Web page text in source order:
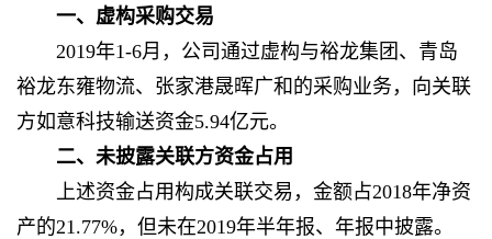
一、虚构采购交易
2019年1-6月，公司通过虚构与裕龙集团、青岛
裕龙东雍物流、张家港晟晖广和的采购业务，向关联
方如意科技输送资金5.94亿元。
二、未披露关联方资金占用
上述资金占用构成关联交易，金额占2018年净资
产的21.77%，但未在2019年半年报、年报中披露。